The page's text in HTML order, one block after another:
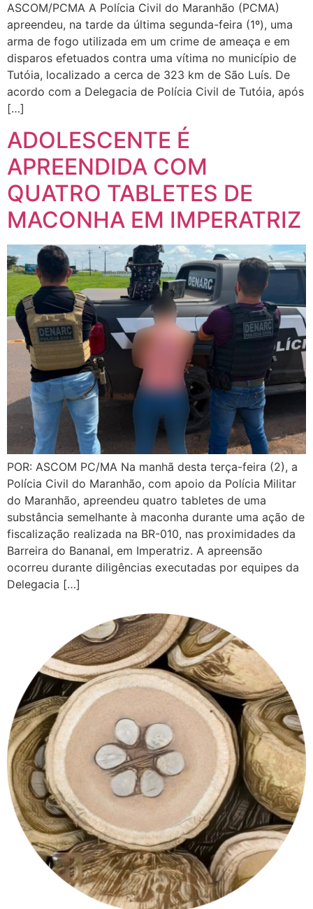
ASCOM/PCMA A Polícia Civil do Maranhão (PCMA)
apreendeu, na tarde da última segunda-feira (1º), uma
arma de fogo utilizada em um crime de ameaça e em
disparos efetuados contra uma vítima no município de
Tutóia, localizado a cerca de 323 km de São Luís. De
acordo com a Delegacia de Polícia Civil de Tutóia, após
[…]
ADOLESCENTE É
APREENDIDA COM
QUATRO TABLETES DE
MACONHA EM IMPERATRIZ
POR: ASCOM PC/MA Na manhã desta terça-feira (2), a
Polícia Civil do Maranhão, com apoio da Polícia Militar
do Maranhão, apreendeu quatro tabletes de uma
substância semelhante à maconha durante uma ação de
fiscalização realizada na BR-010, nas proximidades da
Barreira do Bananal, em Imperatriz. A apreensão
ocorreu durante diligências executadas por equipes da
Delegacia […]